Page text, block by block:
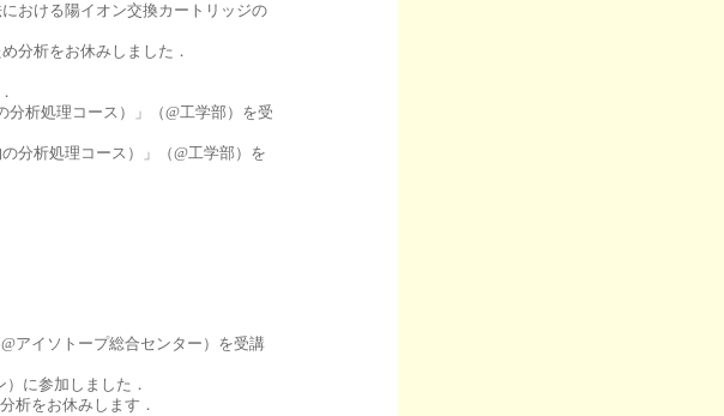
おける陽イオン交換カートリッジの
分析をお休みしました．
分析処理コース）」（@工学部）を受
分析処理コース）」（@工学部）を
アイソトープ総合センター）を受講
に参加しました．
析をお休みします．